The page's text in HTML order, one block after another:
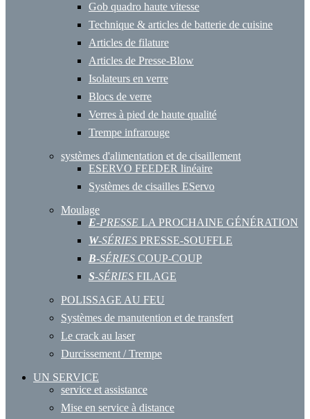
Gob quadro haute vitesse
Technique & articles de batterie de cuisine
Articles de filature
Articles de Presse-Blow
Isolateurs en verre
Blocs de verre
Verres à pied de haute qualité
Trempe infrarouge
systèmes d'alimentation et de cisaillement
ESERVO FEEDER linéaire
Systèmes de cisailles EServo
Moulage
E-PRESSE LA PROCHAINE GÉNÉRATION
W-SÉRIES PRESSE-SOUFFLE
B-SÉRIES COUP-COUP
S-SÉRIES FILAGE
POLISSAGE AU FEU
Systèmes de manutention et de transfert
Le crack au laser
Durcissement / Trempe
UN SERVICE
service et assistance
Mise en service à distance